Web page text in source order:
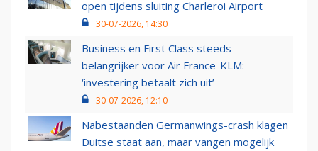
open tijdens sluiting Charleroi Airport
30-07-2026, 14:30
Business en First Class steeds
belangrijker voor Air France-KLM:
‘investering betaalt zich uit’
30-07-2026, 12:10
Nabestaanden Germanwings-crash klagen
Duitse staat aan, maar vangen mogelijk